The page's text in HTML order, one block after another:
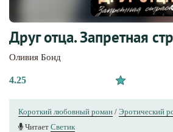
Друг отца. Запретная
Оливия Бонд
4.25
Короткий любовный роман / Эротический
Читает Светик